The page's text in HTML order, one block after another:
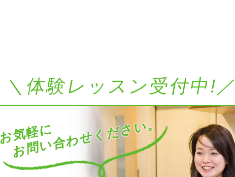
＼体験レッスン受付中!／
お気軽に
お問い合わせください。